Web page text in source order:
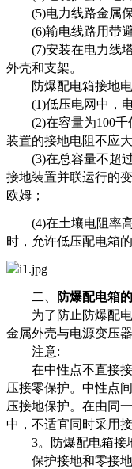
(5)电力线路金属保
(6)输电线路用带避
(7)安装在电力线塔
外壳和支架。
防爆配电箱接地电
(1)低压电网中，电
(2)在容量为100千
装置的接地电阻不应大
(3)在总容量不超过
接地装置并联运行的
欧姆；
(4)在土壤电阻率高
时，允许低压配电箱
二、 防爆配电箱
为了防止防爆配电
金属外壳与电源变压
注意:
在中性点不直接接
压接零保护。中性点
压接地保护。在由同
中，不适宜同时采用
3。防爆配电箱接
保护接地和零接地